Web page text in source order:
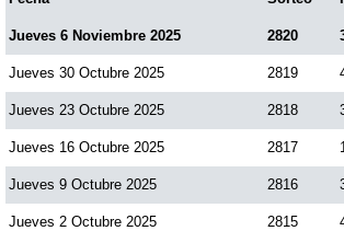
Jueves 6 Noviembre 2025 2820
Jueves 30 Octubre 2025 2819
Jueves 23 Octubre 2025 2818
Jueves 16 Octubre 2025 2817
Jueves 9 Octubre 2025 2816
Jueves 2 Octubre 2025 2815